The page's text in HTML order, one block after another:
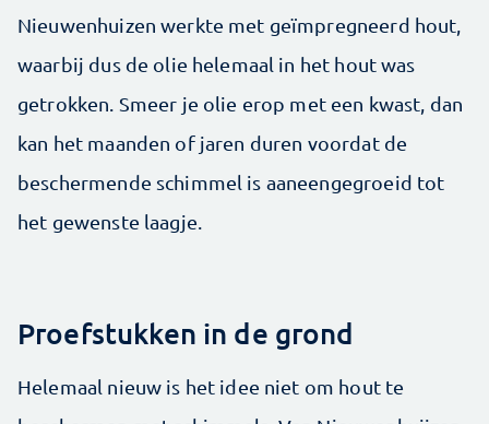
Nieuwenhuizen werkte met geïmpregneerd hout,
waarbij dus de olie helemaal in het hout was
getrokken. Smeer je olie erop met een kwast, dan
kan het maanden of jaren duren voordat de
beschermende schimmel is aaneengegroeid tot
het gewenste laagje.
Proefstukken in de grond
Helemaal nieuw is het idee niet om hout te